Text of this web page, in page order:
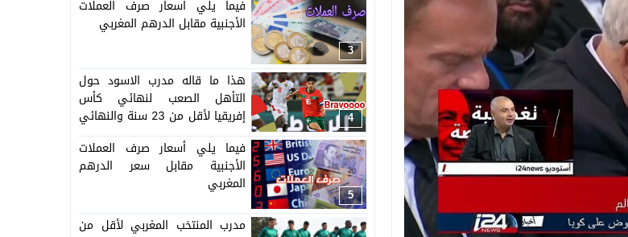
3
فيما يلي اسعار صرف العملات
الأجنبية مقابل الدرهم المغربي
4
هذا ما قاله مدرب الاسود حول
التأهل الصعب لنهائي كأس
إفريقيا لأقل من 23 سنة والنهائي
5
فيما يلي أسعار صرف العملات
الأجنبية مقابل سعر الدرهم
المغربي
مدرب المنتخب المغربي لأقل من